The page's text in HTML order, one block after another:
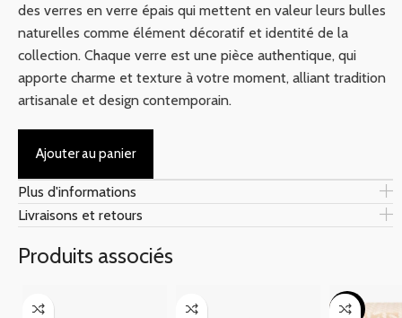
des verres en verre épais qui mettent en valeur leurs bulles
naturelles comme élément décoratif et identité de la
collection. Chaque verre est une pièce authentique, qui
apporte charme et texture à votre moment, alliant tradition
artisanale et design contemporain.
Ajouter au panier
Plus d'informations
Livraisons et retours
Produits associés
-33%